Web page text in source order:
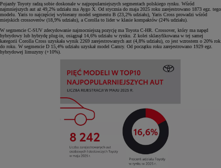
Pojazdy Toyoty radzą sobie doskonale w najpopularniejszych segmentach polskiego rynku. Wśród
najmniejszych aut aż 49,2% udziału ma Aygo X. Od stycznia do maja 2025 roku zarejestrowano 1873 egz. tego
modelu. Yaris to najczęściej wybierany model segmentu B (23,2% udziału), Yaris Cross prowadzi wśród
miejskich crossoverów (18,9% udziału), a Corolla to lider w klasie kompaktów (24% udziału).
W segmencie C-SUV zdecydowanie najmocniejszą pozycję ma Toyota C-HR. Crossover, który ma napęd
hybrydowy lub hybrydę plug-in, osiągnął 14,6% udziału w rynku. Z kolei sklasyfikowana w tej samej
kategorii Corolla Cross uzyskała wynik 2269 zarejestrowanych aut (4,8% udziału), co jest wzrostem o 20% rok
do roku. W segmencie D 15,4% udziału uzyskał model Camry. Od początku roku zarejestrowano 1929 egz.
hybrydowej limuzyny (+10%).